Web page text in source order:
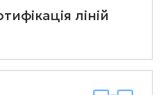
ліній